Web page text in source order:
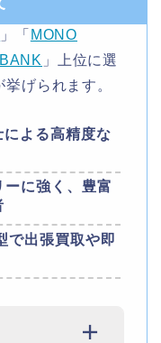
」「 MONO
」上位に選
げられます。
よる高精度な
に強く、豊富
で出張買取や即